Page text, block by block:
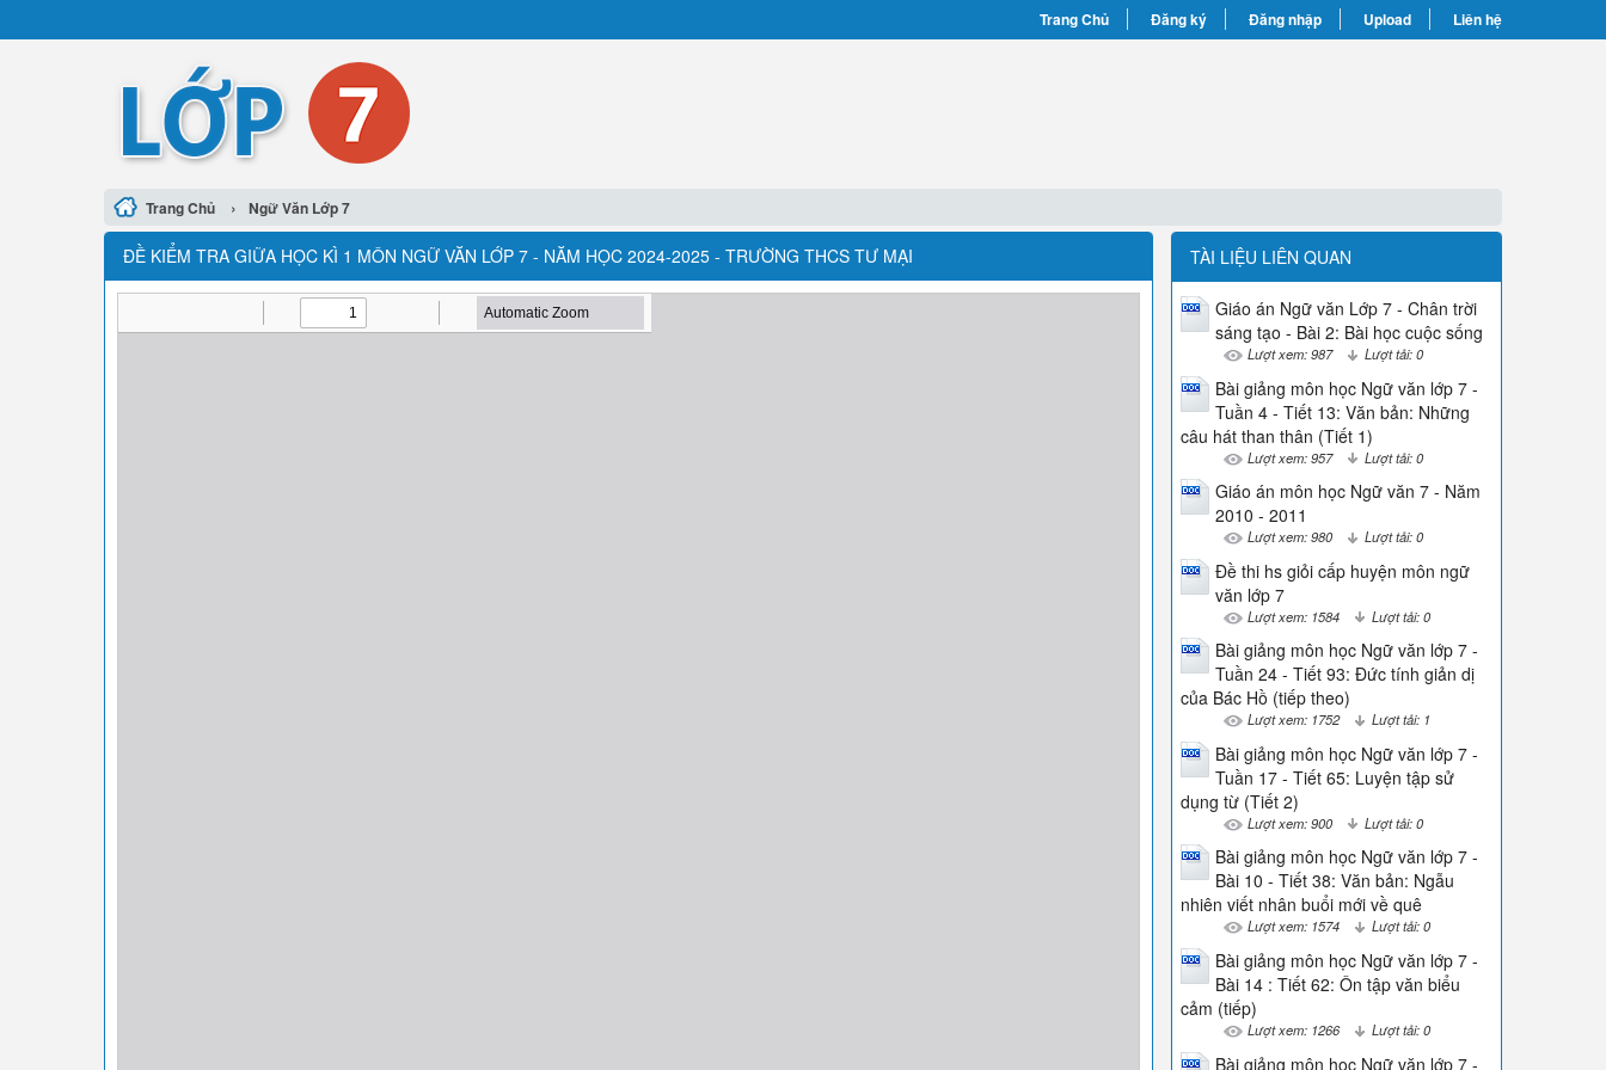
Trang Chủ Đăng ký Đăng nhập Upload Liên hệ
Trang Chủ › Ngữ Văn Lớp 7
ĐỀ KIỂM TRA GIỮA HỌC KÌ 1 MÔN NGỮ VĂN LỚP 7 - NĂM HỌC 2024-2025 - TRƯỜNG THCS TƯ MẠI TÀI LIỆU LIÊN QUAN
Giáo án Ngữ văn Lớp 7 - Chân trời
sáng tạo - Bài 2: Bài học cuộc sống
Lượt xem: 987 Lượt tải: 0
Bài giảng môn học Ngữ văn lớp 7 -
Tuần 4 - Tiết 13: Văn bản: Những
câu hát than thân (Tiết 1)
Lượt xem: 957 Lượt tải: 0
Giáo án môn học Ngữ văn 7 - Năm
2010 - 2011
Lượt xem: 980 Lượt tải: 0
Đề thi hs giỏi cấp huyện môn ngữ
văn lớp 7
Lượt xem: 1584 Lượt tải: 0
Bài giảng môn học Ngữ văn lớp 7 -
Tuần 24 - Tiết 93: Đức tính giản dị
của Bác Hồ (tiếp theo)
Lượt xem: 1752 Lượt tải: 1
Bài giảng môn học Ngữ văn lớp 7 -
Tuần 17 - Tiết 65: Luyện tập sử
dụng từ (Tiết 2)
Lượt xem: 900 Lượt tải: 0
Bài giảng môn học Ngữ văn lớp 7 -
Bài 10 - Tiết 38: Văn bản: Ngẫu
nhiên viết nhân buổi mới về quê
Lượt xem: 1574 Lượt tải: 0
Bài giảng môn học Ngữ văn lớp 7 -
Bài 14 : Tiết 62: Ôn tập văn biểu
cảm (tiếp)
Lượt xem: 1266 Lượt tải: 0
Bài giảng môn học Ngữ văn lớp 7 -